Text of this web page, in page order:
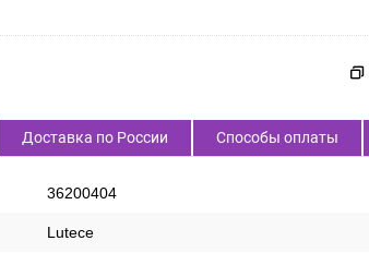
Доставка по России Способы оплаты
36200404
Lutece